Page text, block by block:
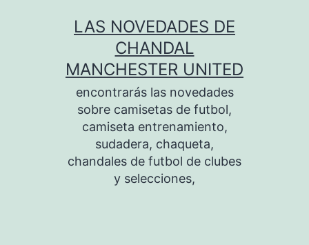
LAS NOVEDADES DE
CHANDAL
MANCHESTER UNITED
encontrarás las novedades
sobre camisetas de futbol,
camiseta entrenamiento,
sudadera, chaqueta,
chandales de futbol de clubes
y selecciones,